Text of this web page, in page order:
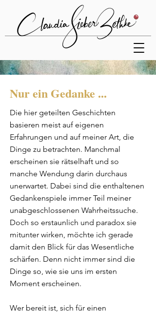
Nur ein Gedanke ...
Die hier geteilten Geschichten
basieren meist auf eigenen
Erfahrungen und auf meiner Art, die
Dinge zu betrachten. Manchmal
erscheinen sie rätselhaft und so
manche Wendung darin durchaus
unerwartet. Dabei sind die enthaltenen
Gedankenspiele immer Teil meiner
unabgeschlossenen Wahrheitssuche.
Doch so erstaunlich und paradox sie
mitunter wirken, möchte ich gerade
damit den Blick für das Wesentliche
schärfen. Denn nicht immer sind die
Dinge so, wie sie uns im ersten
Moment erscheinen.
Wer bereit ist, sich für einen